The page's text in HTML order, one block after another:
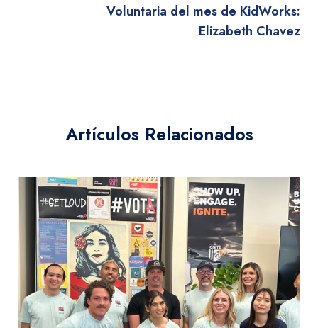
Voluntaria del mes de KidWorks:
Elizabeth Chavez
Artículos Relacionados